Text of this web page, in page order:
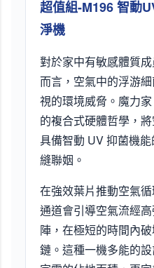
超值組-M196 智動
淨機
對於家中有敏感體質
而言，空氣中的浮游
視的環境威脅。魔力
的複合式硬體哲學，
具備智動 UV 抑菌機
縫聯姻。
在強效葉片推動空氣
通道會引導空氣流經
陣，在極短的時間內
鏈。這種一機多能的